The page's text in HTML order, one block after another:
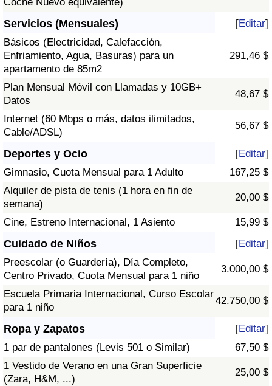
Coche Nuevo equivalente)
Servicios (Mensuales) [Editar]
Básicos (Electricidad, Calefacción,
Enfriamiento, Agua, Basuras) para un
apartamento de 85m2
291,46 $
Plan Mensual Móvil con Llamadas y 10GB+
Datos
48,67 $
Internet (60 Mbps o más, datos ilimitados,
Cable/ADSL)
56,67 $
Deportes y Ocio [Editar]
Gimnasio, Cuota Mensual para 1 Adulto
167,25 $
Alquiler de pista de tenis (1 hora en fin de
semana)
20,00 $
Cine, Estreno Internacional, 1 Asiento 15,99 $
Cuidado de Niños [Editar]
Preescolar (o Guardería), Día Completo,
Centro Privado, Cuota Mensual para 1 niño
3.000,00 $
Escuela Primaria Internacional, Curso Escolar
para 1 niño
42.750,00 $
Ropa y Zapatos [Editar]
1 par de pantalones (Levis 501 o Similar)
67,50 $
1 Vestido de Verano en una Gran Superficie
(Zara, H&M, ...)
25,00 $